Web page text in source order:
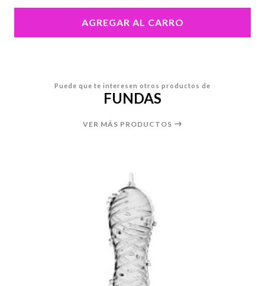
AGREGAR AL CARRO
Puede que te interesen otros productos de
FUNDAS
VER MÁS PRODUCTOS